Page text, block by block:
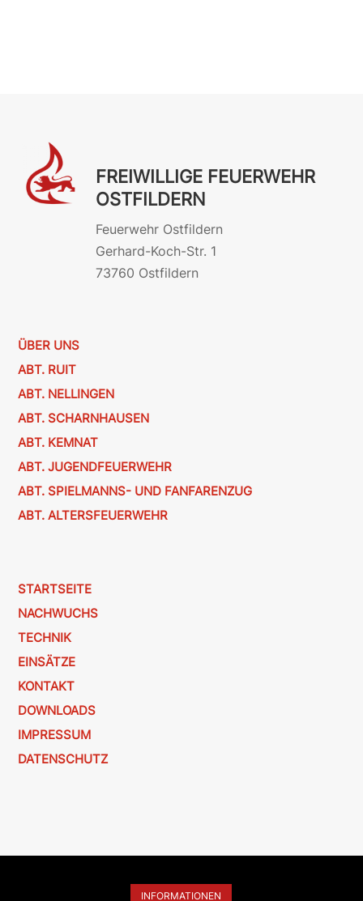
FREIWILLIGE FEUERWEHR
OSTFILDERN
Feuerwehr Ostfildern
Gerhard-Koch-Str. 1
73760 Ostfildern
ÜBER UNS
ABT. RUIT
ABT. NELLINGEN
ABT. SCHARNHAUSEN
ABT. KEMNAT
ABT. JUGENDFEUERWEHR
ABT. SPIELMANNS- UND FANFARENZUG
ABT. ALTERSFEUERWEHR
STARTSEITE
NACHWUCHS
TECHNIK
EINSÄTZE
KONTAKT
DOWNLOADS
IMPRESSUM
DATENSCHUTZ
INFORMATIONEN